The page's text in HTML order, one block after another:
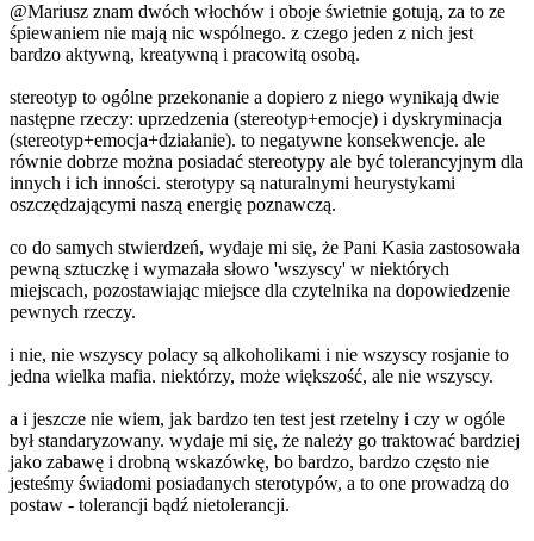
@Mariusz znam dwóch włochów i oboje świetnie gotują, za to ze
śpiewaniem nie mają nic wspólnego. z czego jeden z nich jest
bardzo aktywną, kreatywną i pracowitą osobą.
stereotyp to ogólne przekonanie a dopiero z niego wynikają dwie
następne rzeczy: uprzedzenia (stereotyp+emocje) i dyskryminacja
(stereotyp+emocja+działanie). to negatywne konsekwencje. ale
równie dobrze można posiadać stereotypy ale być tolerancyjnym dla
innych i ich inności. sterotypy są naturalnymi heurystykami
oszczędzającymi naszą energię poznawczą.
co do samych stwierdzeń, wydaje mi się, że Pani Kasia zastosowała
pewną sztuczkę i wymazała słowo 'wszyscy' w niektórych
miejscach, pozostawiając miejsce dla czytelnika na dopowiedzenie
pewnych rzeczy.
i nie, nie wszyscy polacy są alkoholikami i nie wszyscy rosjanie to
jedna wielka mafia. niektórzy, może większość, ale nie wszyscy.
a i jeszcze nie wiem, jak bardzo ten test jest rzetelny i czy w ogóle
był standaryzowany. wydaje mi się, że należy go traktować bardziej
jako zabawę i drobną wskazówkę, bo bardzo, bardzo często nie
jesteśmy świadomi posiadanych sterotypów, a to one prowadzą do
postaw - tolerancji bądź nietolerancji.